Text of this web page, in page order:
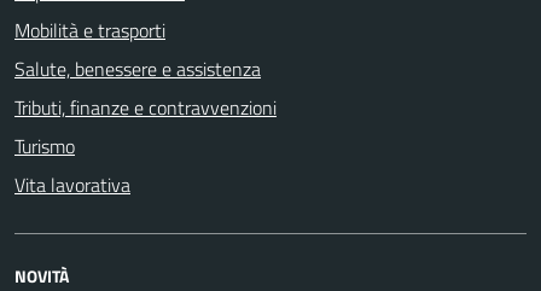
Mobilità e trasporti
Salute, benessere e assistenza
Tributi, finanze e contravvenzioni
Turismo
Vita lavorativa
NOVITÀ